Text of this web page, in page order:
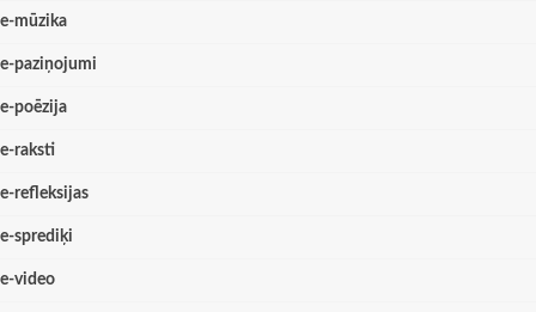
e-mūzika
e-paziņojumi
e-poēzija
e-raksti
e-refleksijas
e-sprediķi
e-video